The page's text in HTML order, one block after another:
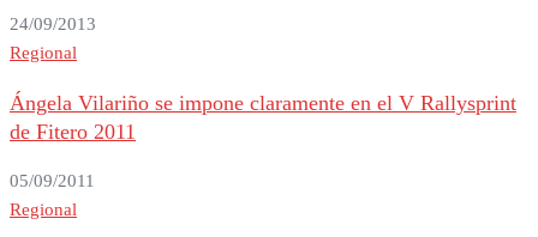
24/09/2013
Regional
Ángela Vilariño se impone claramente en el V Rallysprint
de Fitero 2011
05/09/2011
Regional